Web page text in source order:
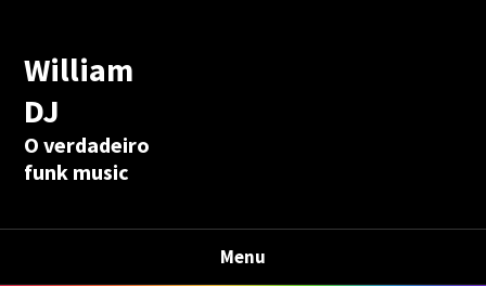
William
DJ
O verdadeiro
funk music
Menu